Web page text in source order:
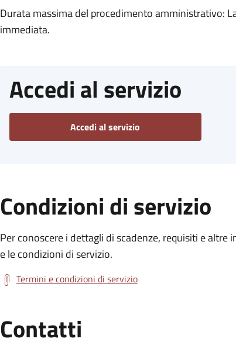
Durata massima del procedimento amministrativo:
immediata.
Accedi al servizio
Accedi al servizio
Condizioni di servizio
Per conoscere i dettagli di scadenze, requisiti e
e le condizioni di servizio.
Termini e condizioni di servizio
Contatti